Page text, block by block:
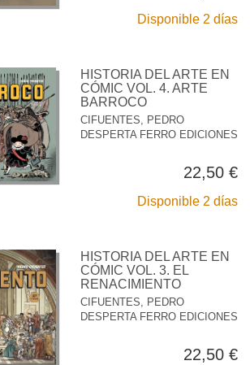
Disponible 2 días
HISTORIA DEL ARTE EN
CÓMIC VOL. 4. ARTE
BARROCO
CIFUENTES, PEDRO
DESPERTA FERRO EDICIONES
22,50 €
Disponible 2 días
HISTORIA DEL ARTE EN
CÓMIC VOL. 3. EL
RENACIMIENTO
CIFUENTES, PEDRO
DESPERTA FERRO EDICIONES
22,50 €